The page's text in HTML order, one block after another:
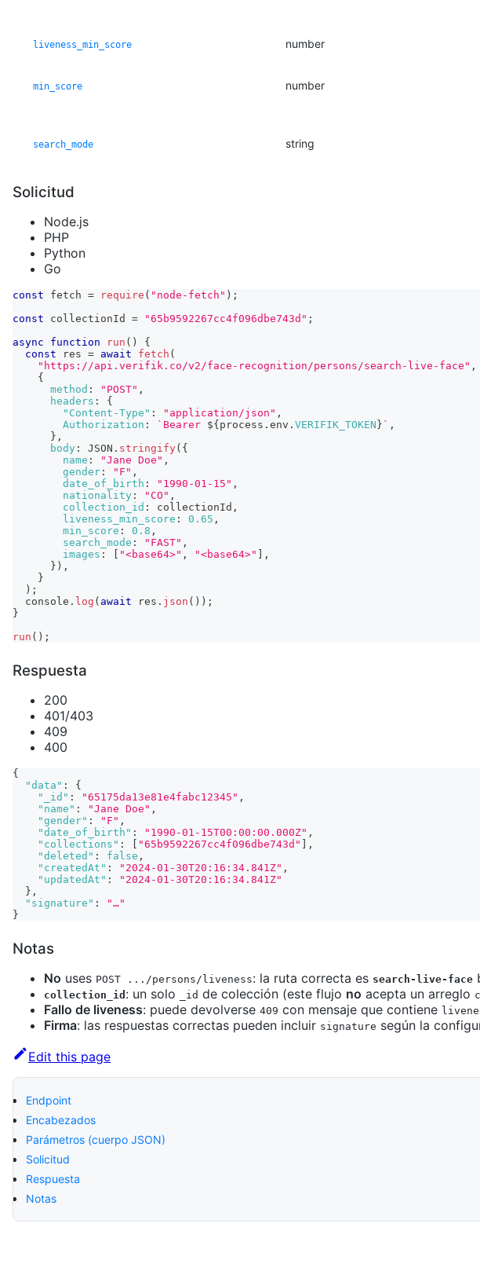
liveness_min_score number
min_score number
search_mode string
Solicitud
Node.js
PHP
Python
Go
const fetch = require ( "node-fetch" ) ;
const collectionId = "65b9592267cc4f096dbe743d" ;
async
function run ( )
{
const res = await fetch (
"https://api.verifik.co/v2/face-recognition/persons/search-live-face" ,
{
method : "POST" ,
headers :
{
"Content-Type" : "application/json" ,
Authorization : ` Bearer ${ process . env . VERIFIK_TOKEN } ` ,
} ,
body : JSON . stringify( {
name : "Jane Doe" ,
gender : "F" ,
date_of_birth : "1990-01-15" ,
nationality : "CO" ,
collection_id : collectionId ,
liveness_min_score : 0.65 ,
min_score : 0.8 ,
search_mode : "FAST" ,
images : "<base64>" , "<base64>"
,
} ) ,
}
) ;
console . log ( await res . json ( ) ) ;
}
run ( ) ;
Respuesta
200
401/403
409
400
{
"data" :
{
"_id" : "65175da13e81e4fabc12345" ,
"name" : "Jane Doe" ,
"gender" : "F" ,
"date_of_birth" : "1990-01-15T00:00:00.000Z" ,
"collections" : "65b9592267cc4f096dbe743d"
,
"deleted" : false ,
"createdAt" : "2024-01-30T20:16:34.841Z" ,
"updatedAt" :
"2024-01-30T20:16:34.841Z"
} ,
"signature" :
"…"
}
Notas
No uses POST .../persons/liveness: la ruta correcta es search-live-face
collection_id : un solo _id de colección (este flujo no acepta un arreglo
Fallo de liveness: puede devolverse 409 con mensaje que contiene
Firma: las respuestas correctas pueden incluir signature según la
Edit this page
Endpoint
Encabezados
Parámetros (cuerpo JSON)
Solicitud
Respuesta
Notas